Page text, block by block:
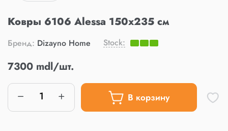
Ковры 6106 Alessa 150x235 см
Бренд: Dizayno Home Stock:
7300 mdl/шт.
В корзину